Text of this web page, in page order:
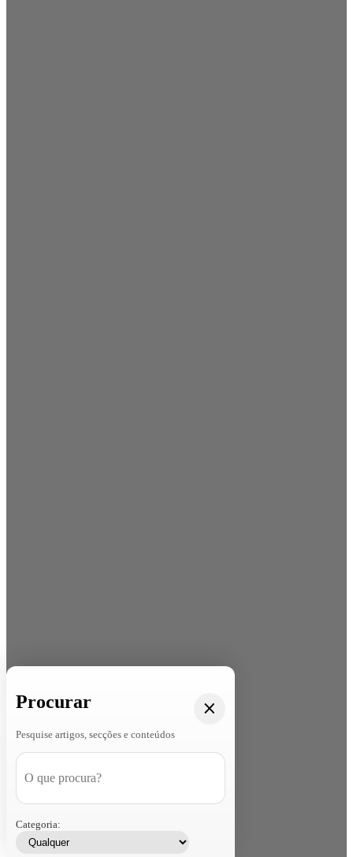
Procurar
Pesquise artigos, secções e conteúdos
Categoria: